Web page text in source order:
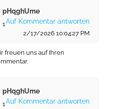
pHqghUme
Auf Kommentar antworten
1
2/17/2026 10:04:27 PM
freuen uns auf Ihren
pHqghUme
Auf Kommentar antworten
1